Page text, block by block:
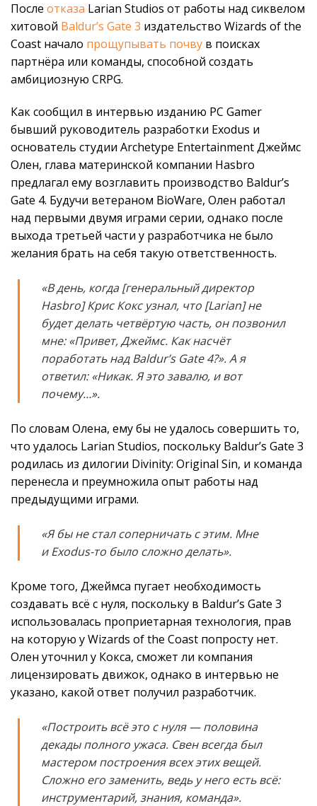
После отказа Larian Studios от работы над сиквелом
хитовой Baldur’s Gate 3 издательство Wizards of the
Coast начало прощупывать почву в поисках
партнёра или команды, способной создать
амбициозную CRPG.
Как сообщил в интервью изданию PC Gamer
бывший руководитель разработки Exodus и
основатель студии Archetype Entertainment Джеймс
Олен, глава материнской компании Hasbro
предлагал ему возглавить производство Baldur’s
Gate 4. Будучи ветераном BioWare, Олен работал
над первыми двумя играми серии, однако после
выхода третьей части у разработчика не было
желания брать на себя такую ответственность.
«В день, когда [генеральный директор
Hasbro] Крис Кокс узнал, что [Larian] не
будет делать четвёртую часть, он позвонил
мне: «Привет, Джеймс. Как насчёт
поработать над Baldur’s Gate 4?». А я
ответил: «Никак. Я это завалю, и вот
почему…».
По словам Олена, ему бы не удалось совершить то,
что удалось Larian Studios, поскольку Baldur’s Gate 3
родилась из дилогии Divinity: Original Sin, и команда
перенесла и преумножила опыт работы над
предыдущими играми.
«Я бы не стал соперничать с этим. Мне
и Exodus-то было сложно делать».
Кроме того, Джеймса пугает необходимость
создавать всё с нуля, поскольку в Baldur’s Gate 3
использовалась проприетарная технология, прав
на которую у Wizards of the Coast попросту нет.
Олен уточнил у Кокса, сможет ли компания
лицензировать движок, однако в интервью не
указано, какой ответ получил разработчик.
«Построить всё это с нуля — половина
декады полного ужаса. Свен всегда был
мастером построения всех этих вещей.
Сложно его заменить, ведь у него есть всё:
инструментарий, знания, команда».